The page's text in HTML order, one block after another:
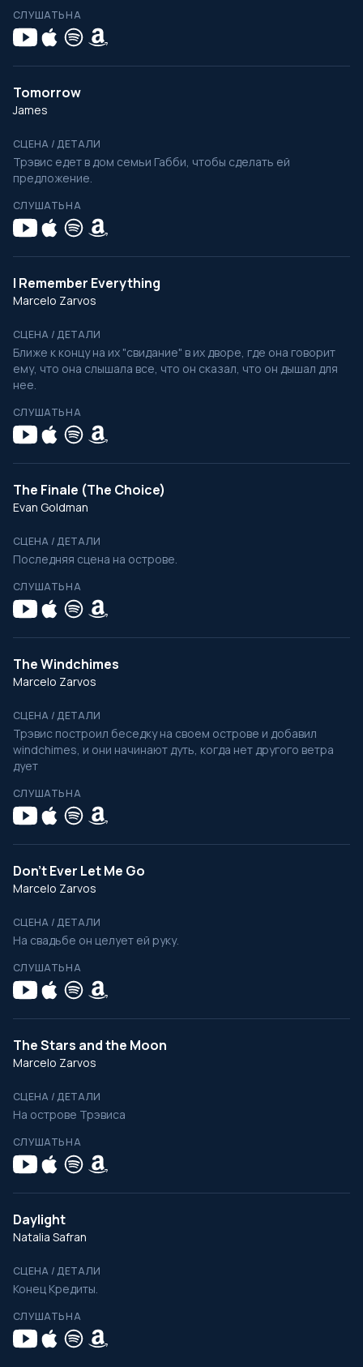
СЛУШАТЬ НА
Tomorrow
James
СЦЕНА / ДЕТАЛИ
Трэвис едет в дом семьи Габби, чтобы сделать ей
предложение.
СЛУШАТЬ НА
I Remember Everything
Marcelo Zarvos
СЦЕНА / ДЕТАЛИ
Ближе к концу на их "свидание" в их дворе, где она говорит
ему, что она слышала все, что он сказал, что он дышал для
нее.
СЛУШАТЬ НА
The Finale (The Choice)
Evan Goldman
СЦЕНА / ДЕТАЛИ
Последняя сцена на острове.
СЛУШАТЬ НА
The Windchimes
Marcelo Zarvos
СЦЕНА / ДЕТАЛИ
Трэвис построил беседку на своем острове и добавил
windchimes, и они начинают дуть, когда нет другого ветра
дует
СЛУШАТЬ НА
Don't Ever Let Me Go
Marcelo Zarvos
СЦЕНА / ДЕТАЛИ
На свадьбе он целует ей руку.
СЛУШАТЬ НА
The Stars and the Moon
Marcelo Zarvos
СЦЕНА / ДЕТАЛИ
На острове Трэвиса
СЛУШАТЬ НА
Daylight
Natalia Safran
СЦЕНА / ДЕТАЛИ
Конец Кредиты.
СЛУШАТЬ НА